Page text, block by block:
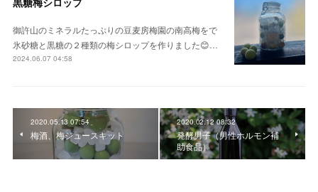
御許山のミネラルたっぷりの豆麦房梅園の南高梅をで
氷砂糖と黒糖の２種類の梅シロップを作りました😊…
2024.06.07 04:58
2020.05.13 07:54
梅酒、梅ジュースキット
2020.02.12 08:32
発酵男子（男性ホルモン補
助食品）